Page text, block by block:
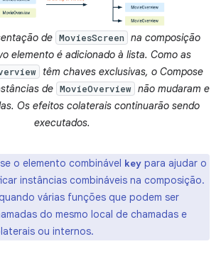
de MoviesScreen na composição
elemento é adicionado à lista. Como as
têm chaves exclusivas, o Compose
de MovieOverview não mudaram e
Os efeitos colaterais continuarão sendo
executados.
o elemento combinável key para ajudar o
instâncias combináveis na composição.
várias funções que podem ser
do mesmo local de chamadas e
ou internos.